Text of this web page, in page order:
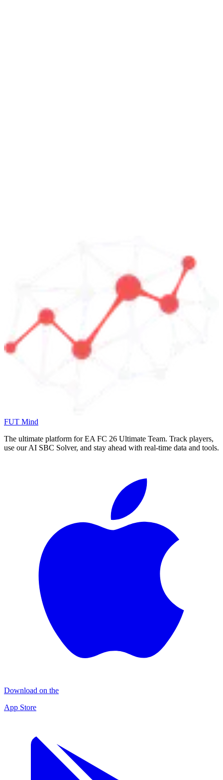
FUT Mind
The ultimate platform for EA FC 26 Ultimate Team. Track players,
use our AI SBC Solver, and stay ahead with real-time data and tools.
Download on the
App Store